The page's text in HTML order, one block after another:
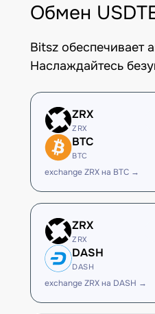
Обмен
Bitsz обеспечивает
Наслаждайтесь
ZRX
ZRX
BTC
BTC
exchange ZRX на BTC →
ZRX
ZRX
DASH
DASH
exchange ZRX на DASH →